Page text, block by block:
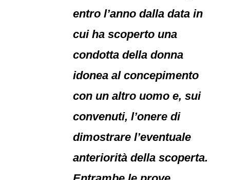
entro l’anno dalla data in
cui ha scoperto una
condotta della donna
idonea al concepimento
con un altro uomo e, sui
convenuti, l’onere di
dimostrare l’eventuale
anteriorità della scoperta.